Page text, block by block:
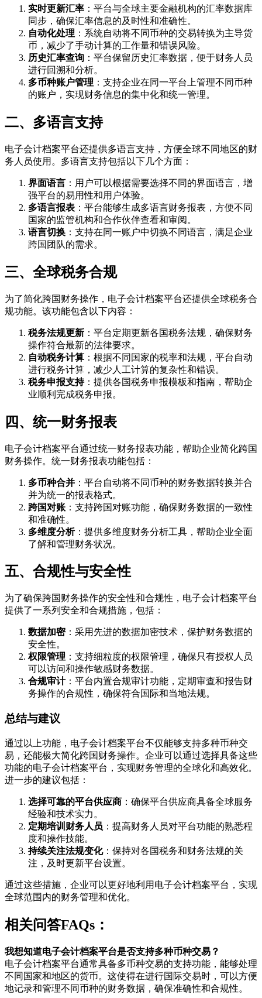
实时更新汇率 ：平台与全球主要金融机构的汇率数据库
同步，确保汇率信息的及时性和准确性。
自动化处理 ：系统自动将不同币种的交易转换为主导货
币，减少了手动计算的工作量和错误风险。
历史汇率查询 ：平台保留历史汇率数据，便于财务人员
进行回溯和分析。
多币种账户管理 ：支持企业在同一平台上管理不同币种
的账户，实现财务信息的集中化和统一管理。
二、多语言支持
电子会计档案平台还提供多语言支持，方便全球不同地区的财
务人员使用。多语言支持包括以下几个方面：
界面语言 ：用户可以根据需要选择不同的界面语言，增
强平台的易用性和用户体验。
多语言报表 ：平台能够生成多语言财务报表，方便不同
国家的监管机构和合作伙伴查看和审阅。
语言切换 ：支持在同一账户中切换不同语言，满足企业
跨国团队的需求。
三、全球税务合规
为了简化跨国财务操作，电子会计档案平台还提供全球税务合
规功能。该功能包含以下内容：
税务法规更新 ：平台定期更新各国税务法规，确保财务
操作符合最新的法律要求。
自动税务计算 ：根据不同国家的税率和法规，平台自动
进行税务计算，减少人工计算的复杂性和错误。
税务申报支持：提供各国税务申报模板和指南，帮助企
业顺利完成税务申报。
四、统一财务报表
电子会计档案平台通过统一财务报表功能，帮助企业简化跨国
财务操作。统一财务报表功能包括：
多币种合并 ：平台自动将不同币种的财务数据转换并合
并为统一的报表格式。
跨国对账 ：支持跨国对账功能，确保财务数据的一致性
和准确性。
多维度分析：提供多维度财务分析工具，帮助企业全面
了解和管理财务状况。
五、合规性与安全性
为了确保跨国财务操作的安全性和合规性，电子会计档案平台
提供了一系列安全和合规措施，包括：
数据加密：采用先进的数据加密技术，保护财务数据的
安全性。
权限管理 ：支持细粒度的权限管理，确保只有授权人员
可以访问和操作敏感财务数据。
合规审计：平台内置合规审计功能，定期审查和报告财
务操作的合规性，确保符合国际和当地法规。
总结与建议
通过以上功能，电子会计档案平台不仅能够支持多种币种交
易，还能极大简化跨国财务操作。企业可以通过选择具备这些
功能的电子会计档案平台，实现财务管理的全球化和高效化。
进一步的建议包括：
选择可靠的平台供应商 ：确保平台供应商具备全球服务
经验和技术实力。
定期培训财务人员 ：提高财务人员对平台功能的熟悉程
度和操作技能。
持续关注法规变化：保持对各国税务和财务法规的关
注，及时更新平台设置。
通过这些措施，企业可以更好地利用电子会计档案平台，实现
全球范围内的财务管理和优化。
相关问答FAQs：
我想知道电子会计档案平台是否支持多种币种交易？
电子会计档案平台通常具备多币种交易的支持功能，能够处理
不同国家和地区的货币。这使得在进行国际交易时，可以方便
地记录和管理不同币种的财务数据，确保准确性和合规性。